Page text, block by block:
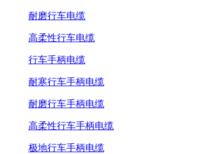
耐磨行车电缆
高柔性行车电缆
行车手柄电缆
耐寒行车手柄电缆
耐磨行车手柄电缆
高柔性行车手柄电缆
极地行车手柄电缆